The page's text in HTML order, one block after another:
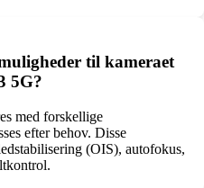
til kameraet
5G?
med forskellige
efter behov. Disse
(OIS), autofokus,